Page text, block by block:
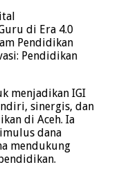
di Era 4.0
Pendidikan
Pendidikan
menjadikan IGI
sinergis, dan
di Aceh. Ia
dana
mendukung